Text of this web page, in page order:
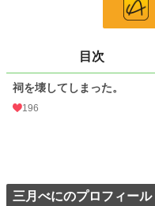
8,229
更新日時 2025.08.19 17:25
月間ポイント 667 pt (30,121 位)
目次
祠を壊してしまった。
196
三月べにのプロフィール